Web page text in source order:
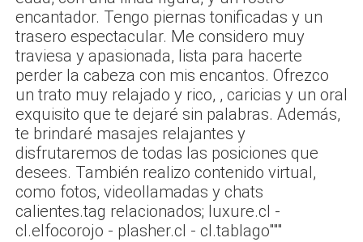
encantador. Tengo piernas tonificadas y un
trasero espectacular. Me considero muy
traviesa y apasionada, lista para hacerte
perder la cabeza con mis encantos. Ofrezco
un trato muy relajado y rico, , caricias y un oral
exquisito que te dejaré sin palabras. Además,
te brindaré masajes relajantes y
disfrutaremos de todas las posiciones que
desees. También realizo contenido virtual,
como fotos, videollamadas y chats
calientes.tag relacionados; luxure.cl -
cl.elfocorojo - plasher.cl - cl.tablago"""